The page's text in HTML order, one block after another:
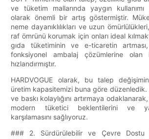
ve tüketim mallarında yaygın
olarak önemli bir artış göstermiştir.
neme dayanıklılıkları ve uzun
raf ömrünü korumak için onları ideal
gıda tüketiminin ve e-ticaretin
fonksiyonel ambalaj çözümlerine olan
hızlandırmıştır.
HARDVOGUE olarak, bu talep
üretim kapasitemizi buna göre düzenledik.
ve baskı kolaylığını artırmaya
modern tüketici beklentilerini ve
karşılamasını sağlıyoruz.
### 2. Sürdürülebilir ve Çevre Dostu